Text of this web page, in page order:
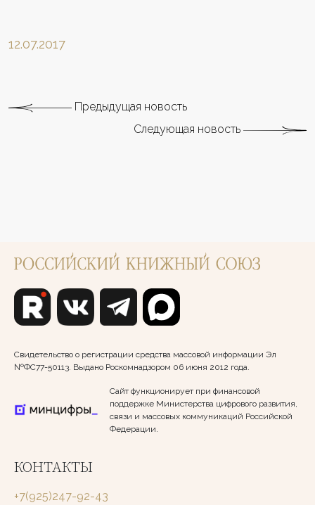
12.07.2017
Предыдущая новость
Следующая новость
Свидетельство о регистрации средства массовой информации Эл
№ФС77-50113. Выдано Роскомнадзором 06 июня 2012 года.
Сайт функционирует при финансовой
поддержке Министерства цифрового развития,
связи и массовых коммуникаций Российской
Федерации.
КОНТАКТЫ
+7(925)247-92-43